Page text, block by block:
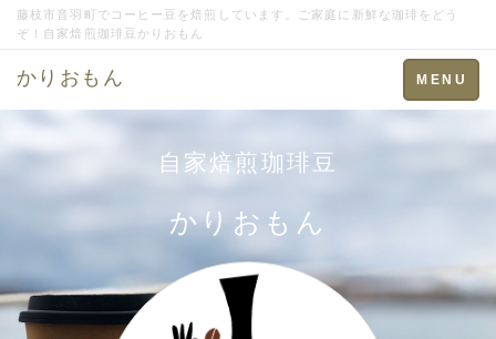
藤枝市音羽町でコーヒー豆を焙煎しています。ご家庭に新鮮な珈琲をどう
ぞ！自家焙煎珈琲豆かりおもん
Toggle
navigation
MENU
かりおもん
自家焙煎珈琲豆
かりおもん